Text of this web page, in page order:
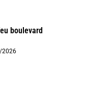
boulevard
2026